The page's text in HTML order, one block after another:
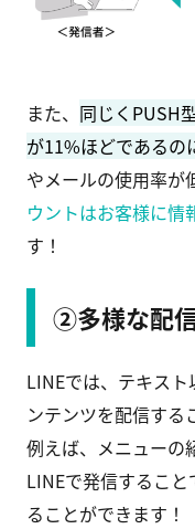
また、 同じくPUSH
が11%ほどであるの
やメールの使用率が
ウントはお客様に情
す！
②多様な配
LINEでは、テキス
ンテンツを配信する
例えば、メニューの
LINEで発信するこ
ることができます！